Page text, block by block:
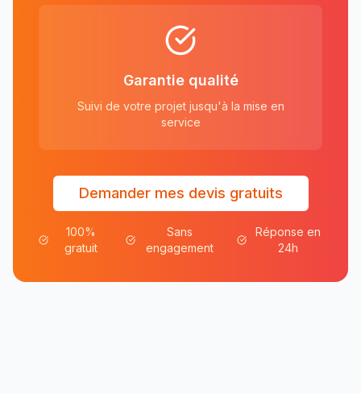
Garantie qualité
Suivi de votre projet jusqu'à la mise en
service
Demander mes devis gratuits
100%
gratuit
Sans
engagement
Réponse en
24h